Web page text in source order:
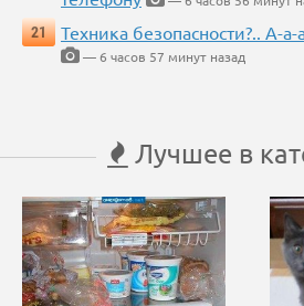
21
Техника безопасности?.. А-
— 6 часов 57 минут назад
Лучшее в